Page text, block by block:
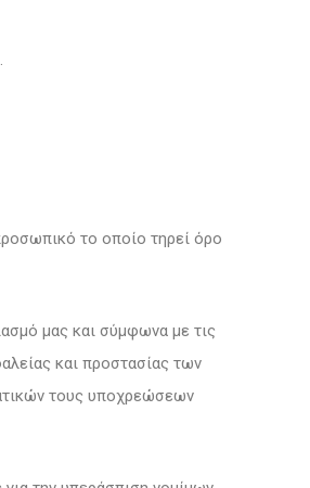
το οποίο τηρεί όρο
μας και σύμφωνα με τις
και προστασίας των
τους υποχρεώσεων